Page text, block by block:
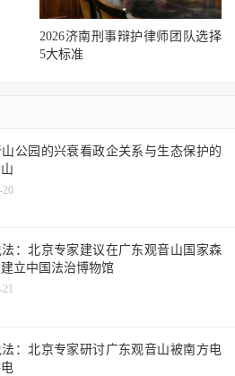
2026济南刑事辩护律师团队选择
5大标准
山公园的兴衰看政企关系与生态保护的
20
：北京专家建议在广东观音山国家森
立中国法治博物馆
：北京专家研讨广东观音山被南方电